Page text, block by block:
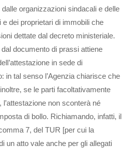
organizzazioni sindacali e delle
dei proprietari di immobili che
dettate dal decreto ministeriale.
dal documento di prassi attiene
in sede di
in tal senso l’Agenzia chiarisce che
se le parti facoltativamente
l’attestazione non sconterà né
di bollo. Richiamando, infatti, il
7, del TUR [per cui la
un atto vale anche per gli allegati